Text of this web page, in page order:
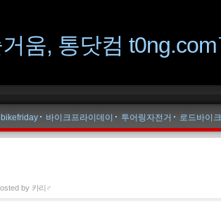
움, 통닷컴
bikefriday 바이크프라이데이 투어링자전거 로드바이크
by 카리♂